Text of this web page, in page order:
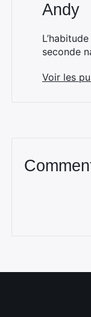
Andy
seconde
Voir les